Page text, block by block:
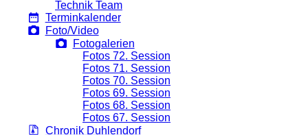
Technik Team
Terminkalender
Foto/Video
Fotogalerien
Fotos 72. Session
Fotos 71. Session
Fotos 70. Session
Fotos 69. Session
Fotos 68. Session
Fotos 67. Session
Chronik Duhlendorf